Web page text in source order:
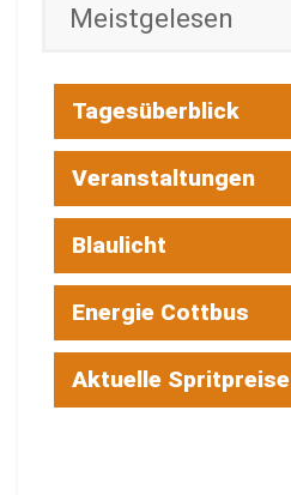
Meistgelesen
Tagesüberblick
Veranstaltungen
Blaulicht
Energie Cottbus
Aktuelle Spritpreise